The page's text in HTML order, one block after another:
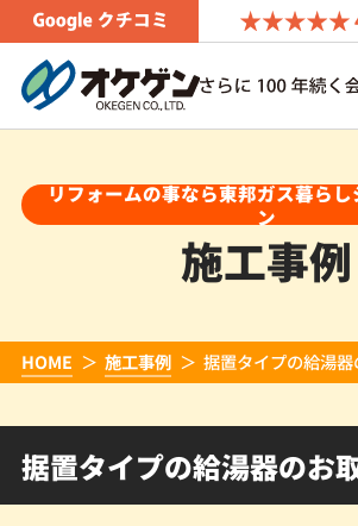
リフォームの事なら東邦ガス暮ら
ン
施工事例
HOME 施工事例 据置タイプの給湯器
据置タイプの給湯器のお